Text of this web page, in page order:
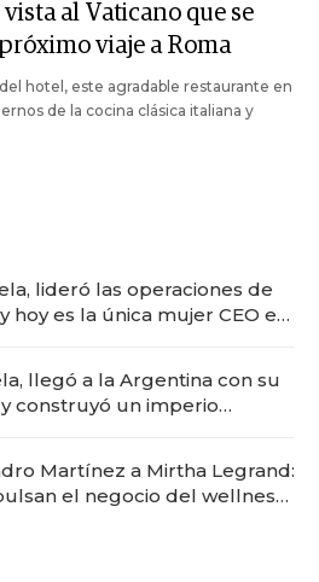
al Vaticano que se
viaje a Roma
hotel, este agradable restaurante en
de la cocina clásica italiana y
lideró las operaciones de
hoy es la única mujer CEO en
llegó a la Argentina con su
construyó un imperio
Martínez a Mirtha Legrand:
el negocio del wellness